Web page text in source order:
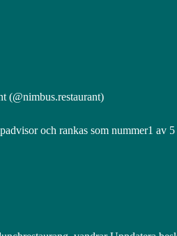
(@nimbus.restaurant)
och rankas som nummer1 av 5